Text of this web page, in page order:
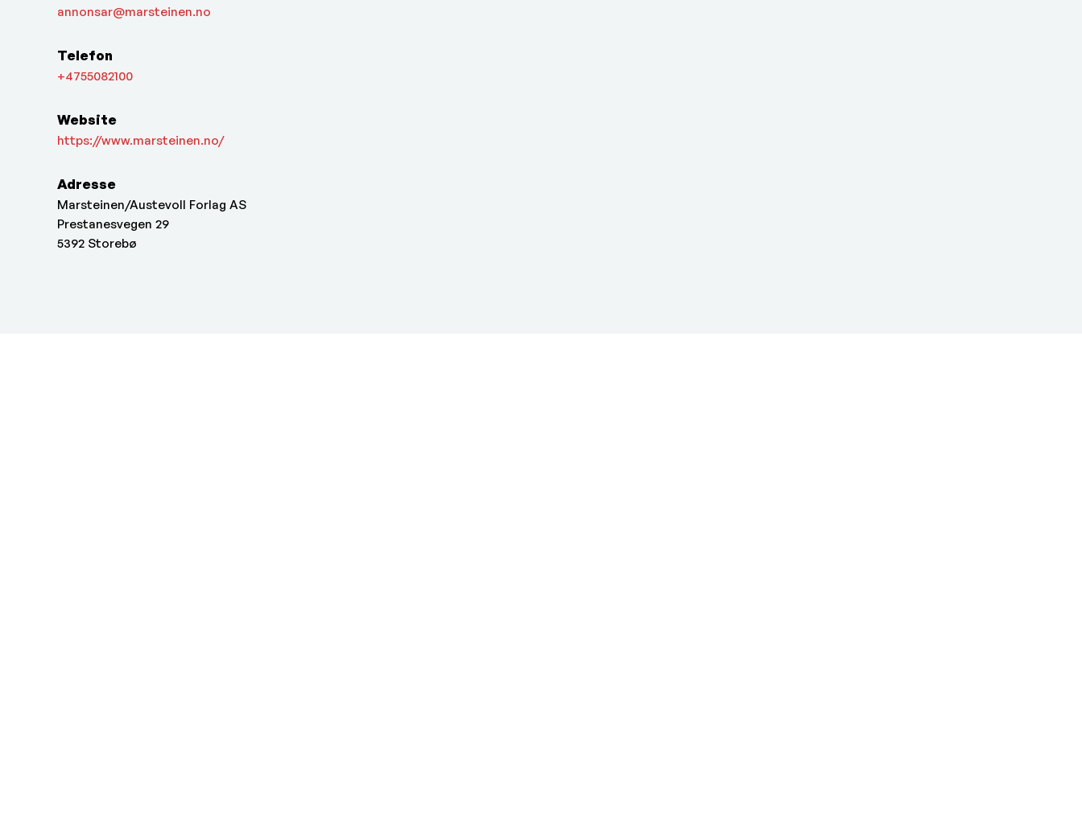
annonsar@marsteinen.no
Telefon
+4755082100
Website
https://www.marsteinen.no/
Adresse
Marsteinen/Austevoll Forlag AS
Prestanesvegen 29
5392 Storebø